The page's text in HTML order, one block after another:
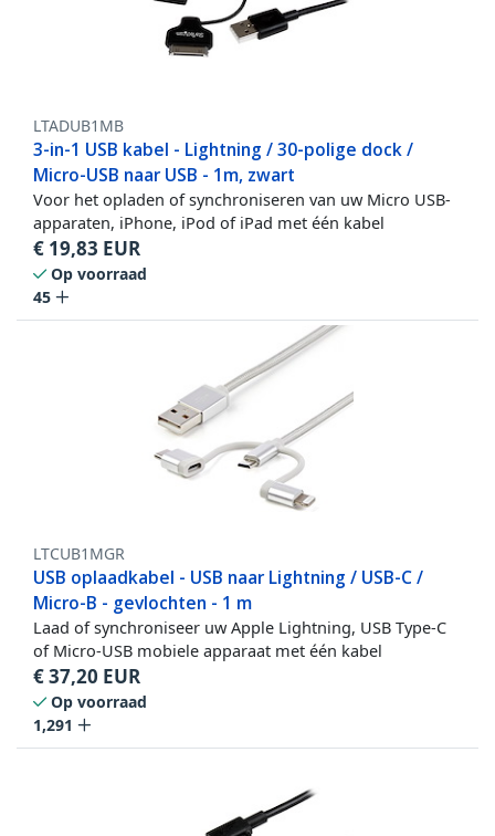
LTADUB1MB
3-in-1 USB kabel - Lightning / 30-polige dock /
Micro-USB naar USB - 1m, zwart
Voor het opladen of synchroniseren van uw Micro USB-
apparaten, iPhone, iPod of iPad met één kabel
€ 19,83 EUR
Op voorraad
45
LTCUB1MGR
USB oplaadkabel - USB naar Lightning / USB-C /
Micro-B - gevlochten - 1 m
Laad of synchroniseer uw Apple Lightning, USB Type-C
of Micro-USB mobiele apparaat met één kabel
€37,20 EUR
Op voorraad
1,291